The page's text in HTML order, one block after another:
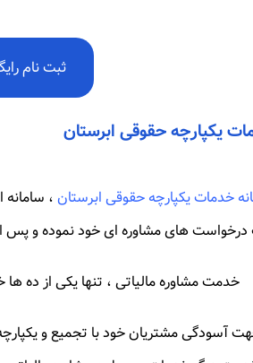
ثبت نام
یکپارچه حقوقی ابرستان
خدمات یکپارچه حقوقی ابرستان ، سامانه
های مشاوره ای خود نموده و پس
خدمت مشاوره مالیاتی ، تنها یکی از ده